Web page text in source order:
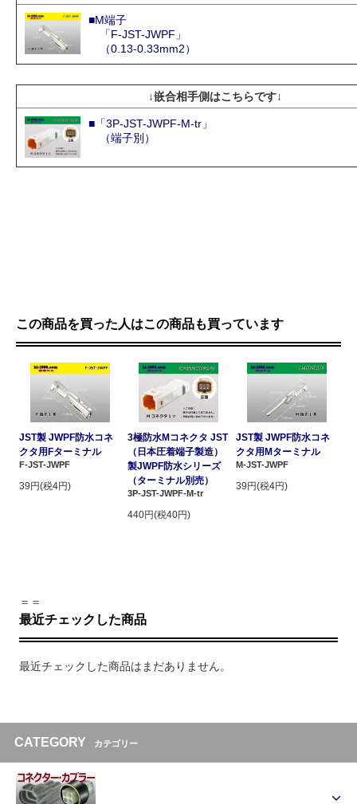
■M端子
「F-JST-JWPF」
（0.13-0.33mm2）
↓嵌合相手側はこちらです↓
■「3P-JST-JWPF-M-tr」
（端子別）
この商品を買った人はこの商品も買っています
JST製 JWPF防水コネ
クタ用Fターミナル
F-JST-JWPF
39円(税4円)
3極防水Mコネクタ JST
（日本圧着端子製造）
製JWPF防水シリーズ
（ターミナル別売）
3P-JST-JWPF-M-tr
440円(税40円)
JST製 JWPF防水コネ
クタ用Mターミナル
M-JST-JWPF
39円(税4円)
＝＝
最近チェックした商品
最近チェックした商品はまだありません。
CATEGORY カテゴリー